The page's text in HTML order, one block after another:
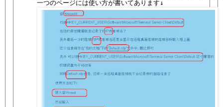
    一つのページには使い方が書いてあります↓